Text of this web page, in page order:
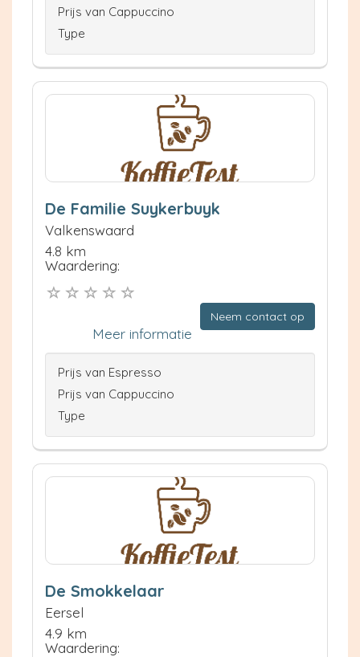
Prijs van Cappuccino
Type
De Familie Suykerbuyk
Valkenswaard
4.8 km
Waardering:
Neem contact op
Meer informatie
Prijs van Espresso
Prijs van Cappuccino
Type
De Smokkelaar
Eersel
4.9 km
Waardering: